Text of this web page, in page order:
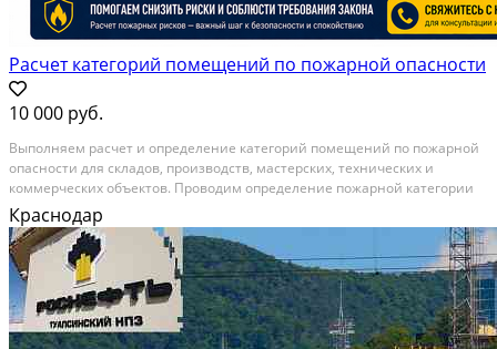
Расчет категорий помещений по пожарной опасности
10 000 руб.
Выполняем расчет и определение категорий помещений по пожарной
опасности для складов, производств, мастерских, технических и
коммерческих объектов. Проводим определение пожарной категории
помещения с учетом назначения, материалов, оборудования и
технологических процессов. Также рассчитываем...
Краснодар